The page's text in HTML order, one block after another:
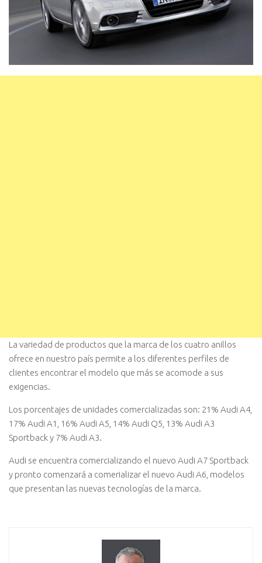
La variedad de productos que la marca de los cuatro anillos
ofrece en nuestro país permite a los diferentes perfiles de
clientes encontrar el modelo que más se acomode a sus
exigencias.
Los porcentajes de unidades comercializadas son: 21% Audi A4,
17% Audi A1, 16% Audi A5, 14% Audi Q5, 13% Audi A3
Sportback y 7% Audi A3.
Audi se encuentra comercializando el nuevo Audi A7 Sportback
y pronto comenzará a comerializar el nuevo Audi A6, modelos
que presentan las nuevas tecnologías de la marca.